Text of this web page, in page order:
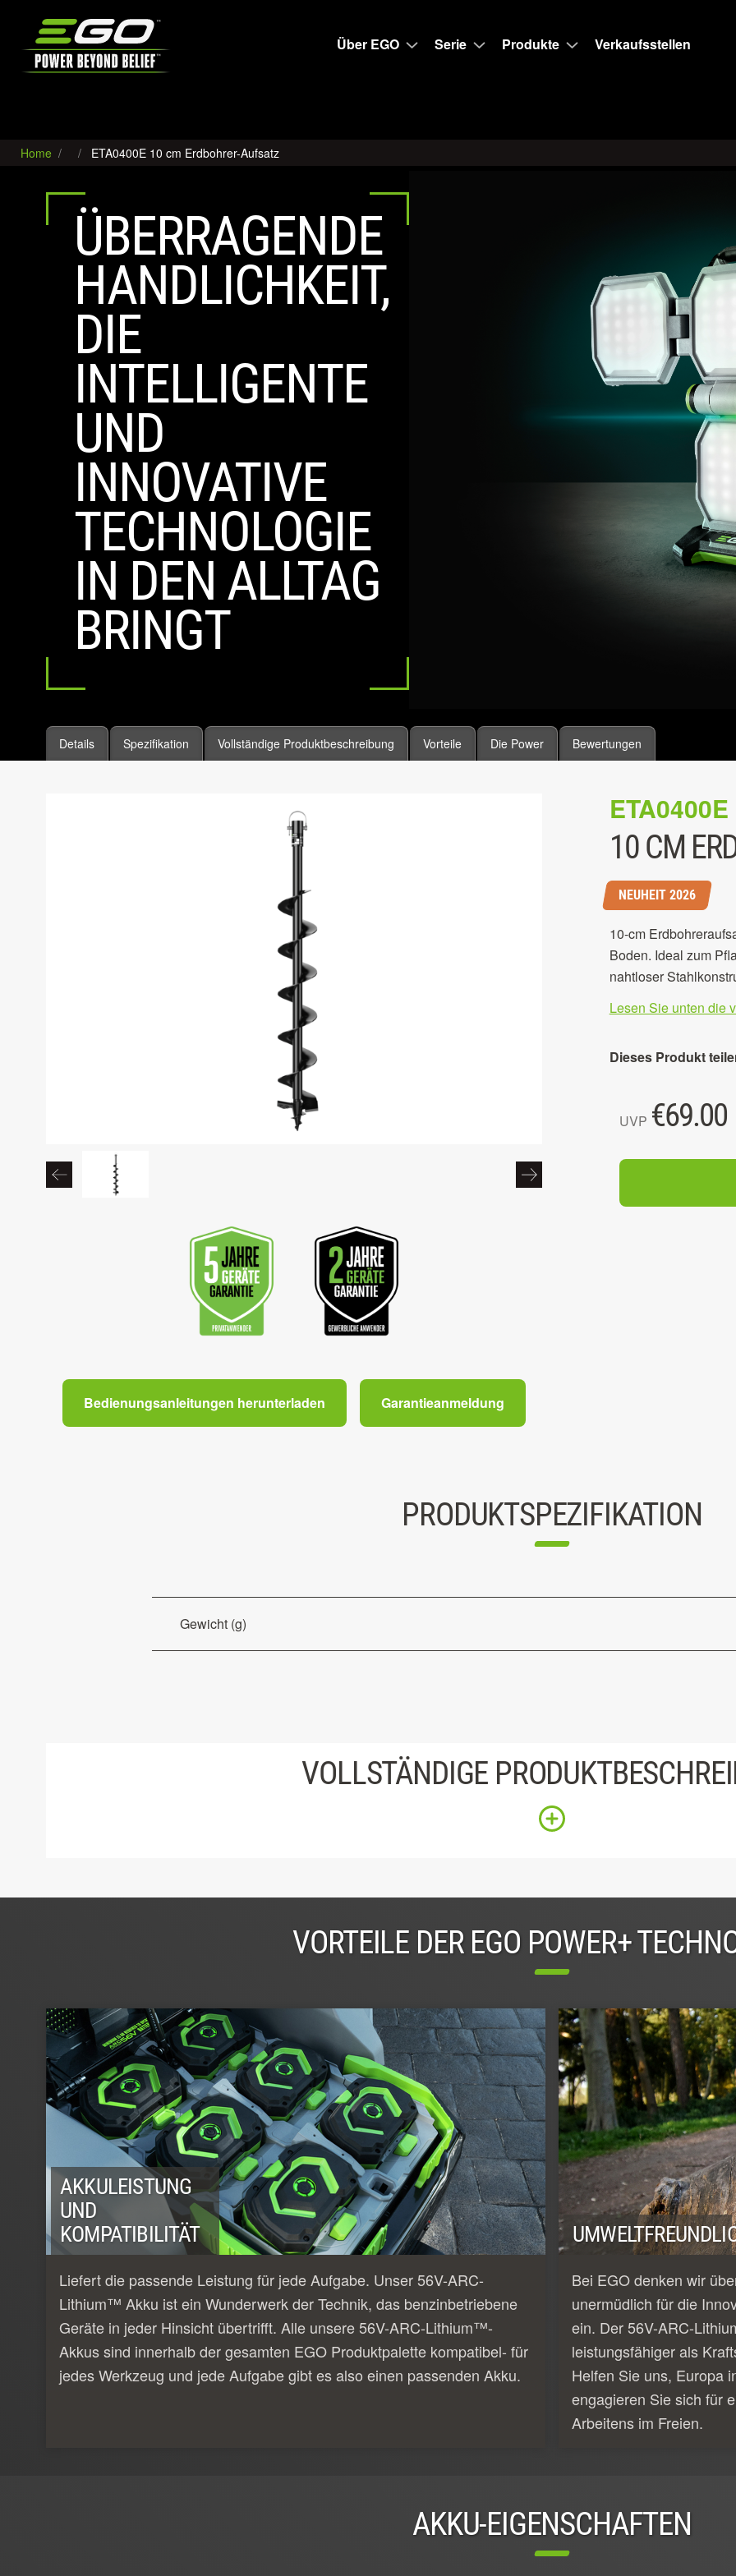
Über EGO
Serie Produkte Verkaufsstellen
Home ETA0400E 10 cm Erdbohrer-Aufsatz
ÜBERRAGENDE
HANDLICHKEIT,
DIE
INTELLIGENTE
UND
INNOVATIVE
TECHNOLOGIE
IN DEN ALLTAG
BRINGT
Details Spezifikation Vollständige Produktbeschreibung Vorteile Die Power Bewertungen
Bedienungsanleitungen herunterladen Garantieanmeldung
ETA0400E
10 CM
NEUHEIT 2026
10-cm
Boden. Ideal zum
nahtloser
Lesen Sie unten die
Dieses Produkt
UVP €69.00
PRODUKTSPEZIFIKATION
Gewicht (g)
VOLLSTÄNDIGE
VORTEILE DER EGO POWER+
AKKULEISTUNG
UND
KOMPATIBILITÄT
Liefert die passende Leistung für jede Aufgabe. Unser 56V-ARC-
Lithium™ Akku ist ein Wunderwerk der Technik, das benzinbetriebene
Geräte in jeder Hinsicht übertrifft. Alle unsere 56V-ARC-Lithium™-
Akkus sind innerhalb der gesamten EGO Produktpalette kompatibel- für
jedes Werkzeug und jede Aufgabe gibt es also einen passenden Akku.
Bei EGO denken wir
unermüdlich für die
ein. Der 56V-ARC-
leistungsfähiger als
Helfen Sie uns, Europa
engagieren Sie sich für
Arbeitens im Freien.
AKKU-EIGENSCHAFTEN